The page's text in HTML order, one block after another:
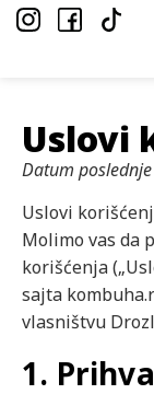
Uslovi
Datum
Uslovi
Molimo vas da
korišćenja
sajta
vlasništvu
1.